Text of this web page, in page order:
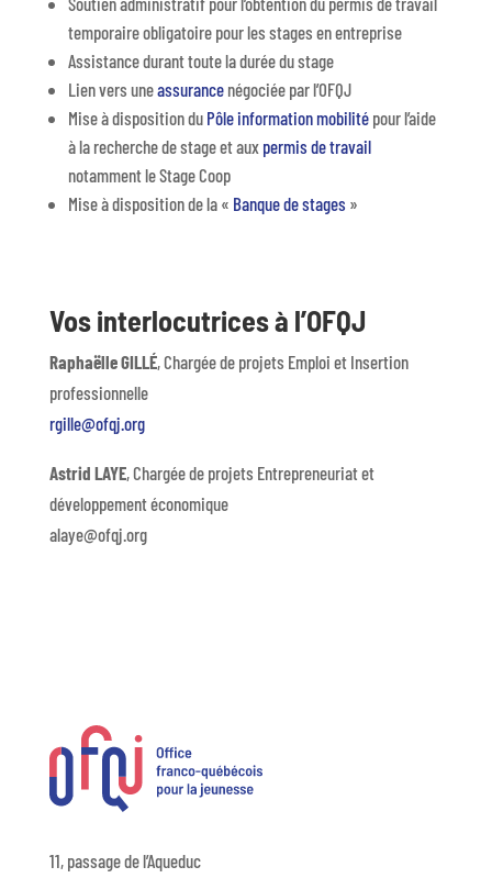
temporaire obligatoire pour les stages en entreprise
Assistance durant toute la durée du stage
Lien vers uneassurancenégociée par l’OFQJ
Mise à disposition du Pôle information mobilitépour l’aide
à la recherche de stage et aux permis de travail
notamment le Stage Coop
Mise à disposition de la « Banque de stages»
Vos interlocutrices à l’OFQJ
Raphaëlle GILLÉ, Chargée de projets Emploi et Insertion
professionnelle
rgille@ofqj.org
Astrid LAYE, Chargée de projets Entrepreneuriat et
développement économique
alaye@ofqj.org
11, passage de l’Aqueduc